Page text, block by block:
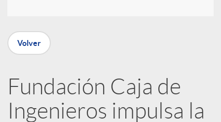
r
e
n
Volver
Fundación Caja de
Ingenieros impulsa la